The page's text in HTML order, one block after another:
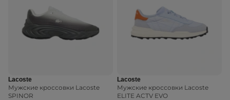
Lacoste
Мужские кроссовки Lacoste
SPINOR
Lacoste
Мужские кроссовки Lacoste
ELITE ACTV EVO